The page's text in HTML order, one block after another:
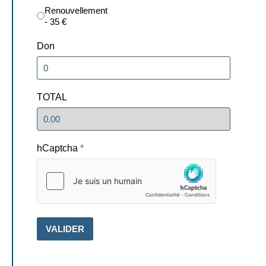
Renouvellement
- 35 €
Don
TOTAL
hCaptcha *
VALIDER